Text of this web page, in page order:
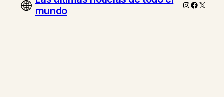
mundo
Instagram
X